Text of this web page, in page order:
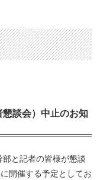
談会）中止のお知
と記者の皆様が懇談
開催する予定としてお